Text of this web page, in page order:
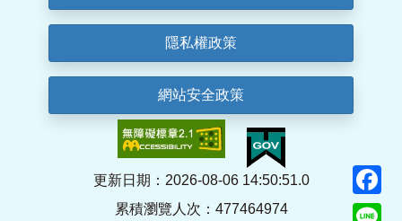
隱私權政策
網站安全政策
更新日期：2026-08-06 14:50:51.0
累積瀏覽人次：477464974